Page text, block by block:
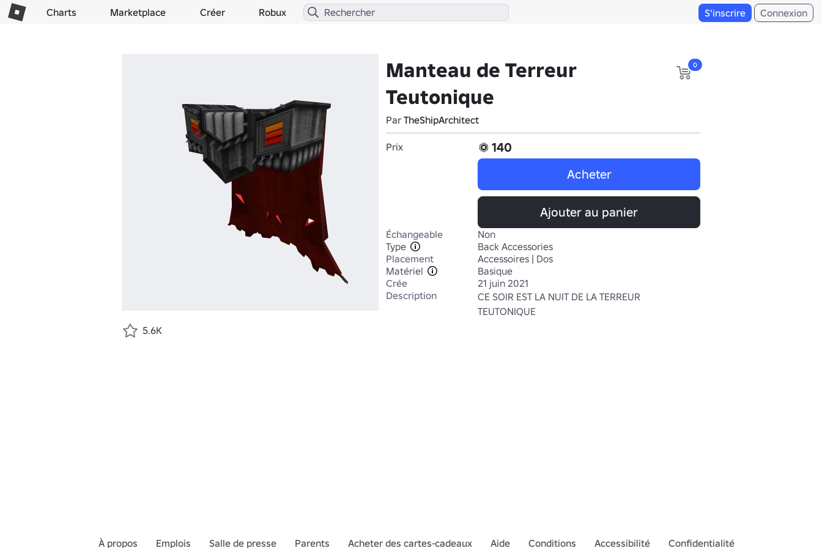
Charts Marketplace Créer Robux S'inscrire Connexion
Manteau de Terreur
Teutonique
Par TheShipArchitect
0
Prix
140
Acheter
Ajouter au panier
Échangeable
Non
Type
Back Accessories
Placement
Accessoires | Dos
Matériel
Basique
Crée
21 juin 2021
Description
CE SOIR EST LA NUIT DE LA TERREUR
TEUTONIQUE
5.6K
À propos Emplois Salle de presse Parents Acheter des cartes-cadeaux Aide Conditions Accessibilité Confidentialité